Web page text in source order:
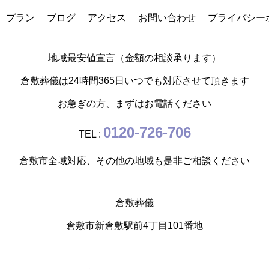
プラン ブログ アクセス お問い合わせ プライバシー
地域最安値宣言（金額の相談承ります）
倉敷葬儀は24時間365日いつでも対応させて頂きます
お急ぎの方、まずはお電話ください
TEL : 0120-726-706
倉敷市全域対応、その他の地域も是非ご相談ください
倉敷葬儀
倉敷市新倉敷駅前4丁目101番地